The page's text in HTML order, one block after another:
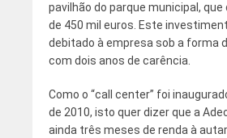
pavilhão do parque municipal,
de 450 mil euros. Este
debitado à empresa sob a forma
com dois anos de carência.
Como o “call center” foi
de 2010, isto quer dizer que a
ainda três meses de renda à